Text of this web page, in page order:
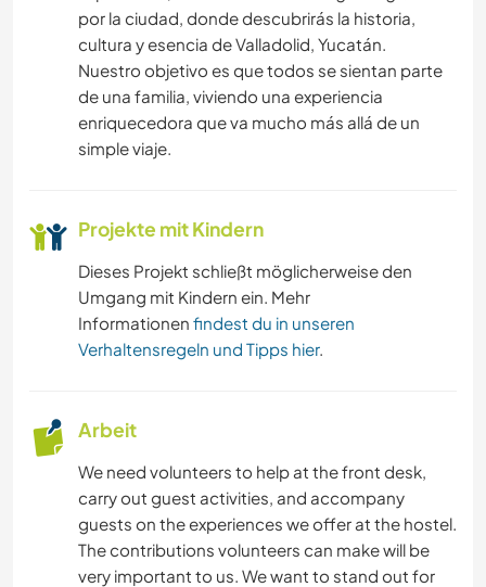
por la ciudad, donde descubrirás la historia,
cultura y esencia de Valladolid, Yucatán.
Nuestro objetivo es que todos se sientan parte
de una familia, viviendo una experiencia
enriquecedora que va mucho más allá de un
simple viaje.
Projekte mit Kindern
Dieses Projekt schließt möglicherweise den
Umgang mit Kindern ein. Mehr
Informationen findest du in unseren
Verhaltensregeln und Tipps hier.
Arbeit
We need volunteers to help at the front desk,
carry out guest activities, and accompany
guests on the experiences we offer at the hostel.
The contributions volunteers can make will be
very important to us. We want to stand out for